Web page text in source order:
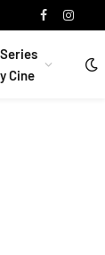
Facebook
Series
y Cine